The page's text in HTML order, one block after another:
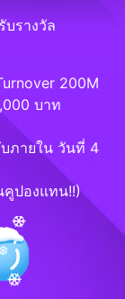
รางวัล
200M
บาท
บภายใน วันที่ 4
คูปองแทน!!)